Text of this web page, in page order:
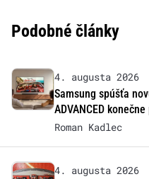
Podobné články
4. augusta 2026
Samsung spúšťa
ADVANCED
Roman Kadlec
4. augusta 2026